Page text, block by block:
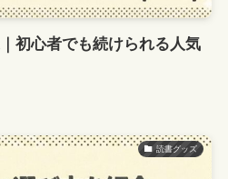
初心者でも続けられる人気
読書グッズ